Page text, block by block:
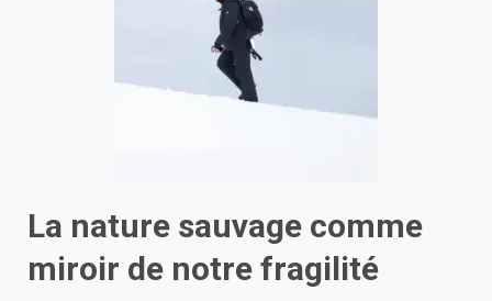
La nature sauvage comme
miroir de notre fragilité